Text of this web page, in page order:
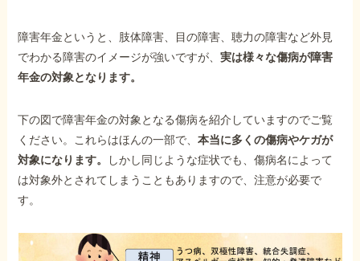
障害年金というと、肢体障害、目の障害、聴力の障害など外見
でわかる障害のイメージが強いですが、実は様々な傷病が障害
年金の対象となります。
下の図で障害年金の対象となる傷病を紹介していますのでご覧
ください。これらはほんの一部で、本当に多くの傷病やケガが
対象になります。
しかし同じような症状でも、傷病名によって
は対象外とされてしまうこともありますので、注意が必要で
す。